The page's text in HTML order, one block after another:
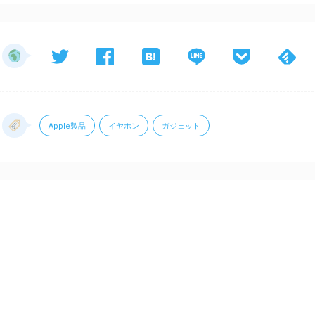
Apple製品 イヤホン ガジェット